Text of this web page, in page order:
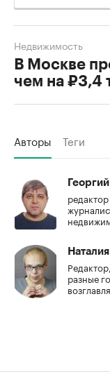
В Москве
чем на ₽3,4
Недвижимость
Авторы Теги
разные